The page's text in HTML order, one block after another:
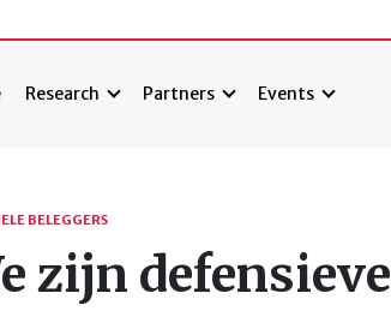
Research Partners Events
BELEGGERS
zijn defensieve